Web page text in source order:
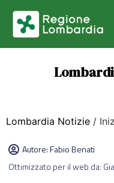
Lombardia Notizie /
Autore:Fabio Benati
Ottimizzato per il web da: